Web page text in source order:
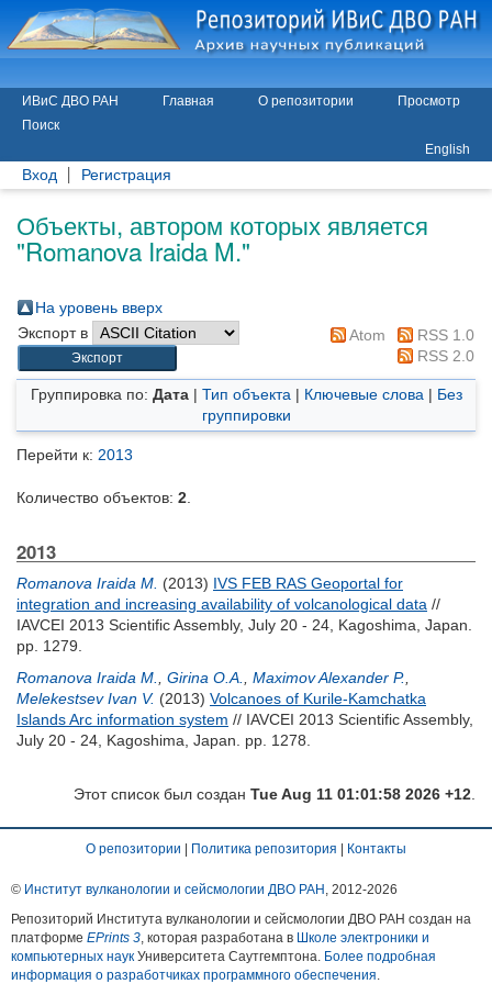
ИВиС ДВО РАН Главная О репозитории
Просмотр
Поиск
English
Вход Регистрация
Объекты, автором которых является
"Romanova Iraida M."
На уровень вверх
Экспорт в
Atom
RSS 1.0
RSS 2.0
Группировка по: Дата| Тип объекта | Ключевые слова | Без
группировки
Перейти к: 2013
Количество объектов: 2
2013
Romanova Iraida M. (2013) IVS FEB RAS Geoportal for
integration and increasing availability of volcanological data //
IAVCEI 2013 Scientific Assembly, July 20 - 24, Kagoshima, Japan.
pp. 1279.
Romanova Iraida M.
Girina O.A. Maximov Alexander P.
Melekestsev Ivan V. (2013) Volcanoes of Kurile-Kamchatka
Islands Arc information system // IAVCEI 2013 Scientific Assembly,
July 20 - 24, Kagoshima, Japan. pp. 1278.
Этот список был создан Tue Aug 11 01:01:58 2026 +12
О репозитории Политика репозитория Контакты
© Институт вулканологии и сейсмологии ДВО РАН , 2012-2026
Репозиторий Института вулканологии и сейсмологии ДВО РАН создан на
платформе EPrints 3, которая разработана в Школе электроники и
компьютерных наук Университета Саутгемптона. Более подробная
информация о разработчиках программного обеспечения.